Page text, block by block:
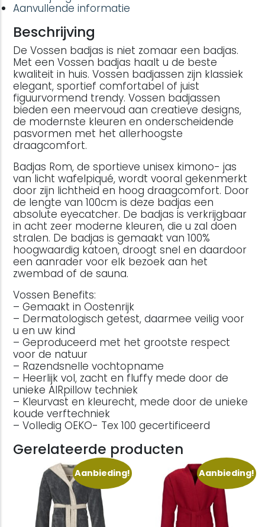
Aanvullende informatie
Beschrijving
De Vossen badjas is niet zomaar een badjas.
Met een Vossen badjas haalt u de beste
kwaliteit in huis. Vossen badjassen zijn klassiek
elegant, sportief comfortabel of juist
figuurvormend trendy. Vossen badjassen
bieden een meervoud aan creatieve designs,
de modernste kleuren en onderscheidende
pasvormen met het allerhoogste
draagcomfort.
Badjas Rom, de sportieve unisex kimono- jas
van licht wafelpiqué, wordt vooral gekenmerkt
door zijn lichtheid en hoog draagcomfort. Door
de lengte van 100cm is deze badjas een
absolute eyecatcher. De badjas is verkrijgbaar
in acht zeer moderne kleuren, die u zal doen
stralen. De badjas is gemaakt van 100%
hoogwaardig katoen, droogt snel en daardoor
een aanrader voor elk bezoek aan het
zwembad of de sauna.
Vossen Benefits:
– Gemaakt in Oostenrijk
– Dermatologisch getest, daarmee veilig voor
u en uw kind
– Geproduceerd met het grootste respect
voor de natuur
– Razendsnelle vochtopname
– Heerlijk vol, zacht en fluffy mede door de
unieke AIRpillow techniek
– Kleurvast en kleurecht, mede door de unieke
koude verftechniek
– Volledig OEKO- Tex 100 gecertificeerd
Gerelateerde producten
Aanbieding! Aanbieding!